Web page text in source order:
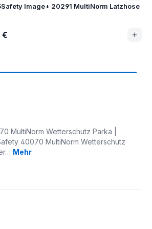
MultiNorm Wetterschutz Parka |
40070 MultiNorm Wetterschutz
Mehr
Image+ 20291 MultiNorm Latzhose
€